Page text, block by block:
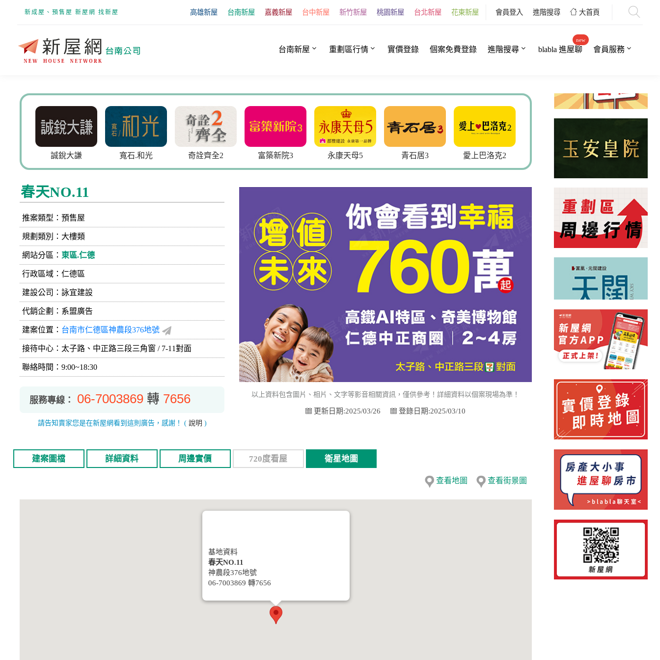
新成屋、預售屋 新屋網 找新屋 高雄新屋 台南新屋 嘉義新屋 台中新屋 新竹新屋 桃園新屋 台北新屋 花東新屋 會員登入 進階搜尋 大首頁
台南新屋 重劃區行情 實價登錄 個案免費登錄 進階搜尋 blabla 進屋聊
new
會員服務
誠銳大謙 寬石.和光 奇詮齊全2 富築新院3 永康天母5 青石居3 愛上巴洛克2 京硯2 官田樂透5
春天NO.11
推案類型：預售屋
規劃類別：大樓類
網站分區： 東區.仁德
行政區域：仁德區
建設公司： 詠宜建設
代銷企劃：系盟廣告
建案位置： 台南市仁德區神農段376地號
接待中心：太子路、中正路三段三角窗 / 7-11對面
聯絡時間：9:00~18:30
服務專線： 06-7003869 轉 7656
請告知賣家您是在新屋網看到這則廣告，感謝！ ( 說明 )
以上資料包含圖片、相片、文字等影音相關資訊，僅供參考！詳細資料以個案現場為準！
更新日期:2025/03/26 登錄日期:2025/03/10
建案圖檔 詳細資料 周邊實價 720度看屋 衛星地圖
查看地圖 查看街景圖
基地資料
春天NO.11
神農段376地號
06-7003869 轉7656